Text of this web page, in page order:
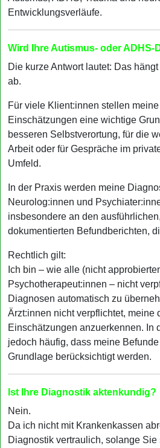
Entwicklungsverläufe.
Wird Ihre Autismus- oder
Die kurze Antwort lautet: Das
ab.
Für viele Klient:innen stellen
Einschätzungen eine wichtige
besseren Selbstverortung, für die
Arbeit oder für Gespräche im
Umfeld.
In der Praxis werden meine
Neurolog:innen und
insbesondere an den
dokumentierten Befundberichten,
Rechtlich gilt:
Ich bin – wie alle (nicht
Psychotherapeut:innen – nicht
Diagnosen automatisch zu
Ärzt:innen nicht verpflichtet, meine
Einschätzungen anzuerkennen. In
jedoch häufig, dass meine
Grundlage berücksichtigt werden.
Ist Ihre Diagnostik aktenkundig?
Nein.
Da ich nicht mit Krankenkassen
Diagnostik vertraulich, solange